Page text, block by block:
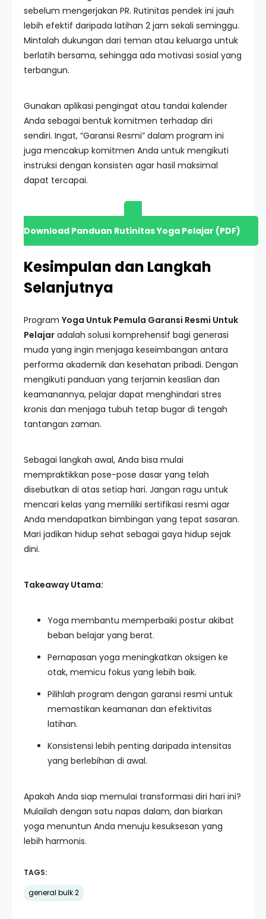
sebelum mengerjakan PR. Rutinitas pendek ini jauh
lebih efektif daripada latihan 2 jam sekali seminggu.
Mintalah dukungan dari teman atau keluarga untuk
berlatih bersama, sehingga ada motivasi sosial yang
terbangun.
Gunakan aplikasi pengingat atau tandai kalender
Anda sebagai bentuk komitmen terhadap diri
sendiri. Ingat, “Garansi Resmi” dalam program ini
juga mencakup komitmen Anda untuk mengikuti
instruksi dengan konsisten agar hasil maksimal
dapat tercapai.
Download Panduan Rutinitas Yoga Pelajar (PDF)
Kesimpulan dan Langkah
Selanjutnya
Program Yoga Untuk Pemula Garansi Resmi Untuk
Pelajar adalah solusi komprehensif bagi generasi
muda yang ingin menjaga keseimbangan antara
performa akademik dan kesehatan pribadi. Dengan
mengikuti panduan yang terjamin keaslian dan
keamanannya, pelajar dapat menghindari stres
kronis dan menjaga tubuh tetap bugar di tengah
tantangan zaman.
Sebagai langkah awal, Anda bisa mulai
mempraktikkan pose-pose dasar yang telah
disebutkan di atas setiap hari. Jangan ragu untuk
mencari kelas yang memiliki sertifikasi resmi agar
Anda mendapatkan bimbingan yang tepat sasaran.
Mari jadikan hidup sehat sebagai gaya hidup sejak
dini.
Takeaway Utama:
Yoga membantu memperbaiki postur akibat
beban belajar yang berat.
Pernapasan yoga meningkatkan oksigen ke
otak, memicu fokus yang lebih baik.
Pilihlah program dengan garansi resmi untuk
memastikan keamanan dan efektivitas
latihan.
Konsistensi lebih penting daripada intensitas
yang berlebihan di awal.
Apakah Anda siap memulai transformasi diri hari ini?
Mulailah dengan satu napas dalam, dan biarkan
yoga menuntun Anda menuju kesuksesan yang
lebih harmonis.
TAGS:
general bulk 2